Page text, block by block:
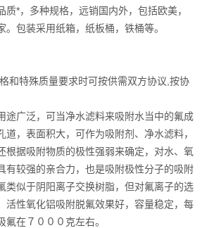
质*，多种规格，远销国内外，包括欧美，
。包装采用纸箱，纸板桶，铁桶等。
和特殊质量要求时可按供需双方协议,按协
途广泛，可当净水滤料来吸附水当中的氟成
道，表面积大，可作为吸附剂、净水滤料，
根据吸附物质的极性强弱来确定，对水、氧
有较强的亲合力，也是吸附极性分子的吸附
类似于阴阳离子交换树脂，但对氟离子的选
活性氧化铝吸附脱氟效果好，容量稳定，每
氟在７０００克左右。